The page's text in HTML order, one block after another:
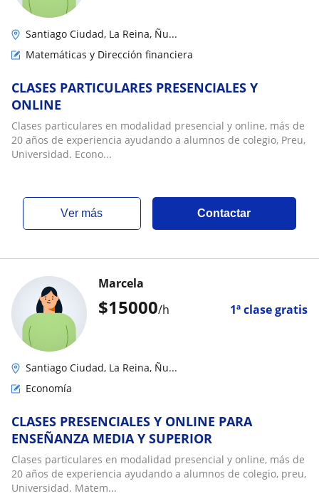
Santiago Ciudad, La Reina, Ñu...
Matemáticas y Dirección financiera
CLASES PARTICULARES PRESENCIALES Y
ONLINE
Clases particulares en modalidad presencial y online, más de
20 años de experiencia ayudando a alumnos de colegio, Preu,
Universidad. Econo...
ver más Contactar
$15000/h 1ª clase gratis
Marcela
Santiago Ciudad, La Reina, Ñu...
Economía
CLASES PRESENCIALES Y ONLINE PARA
ENSEÑANZA MEDIA Y SUPERIOR
Clases particulares en modalidad presencial y online, más de
20 años de experiencia ayudando a alumnos de colegio, preu,
Universidad. Matem...